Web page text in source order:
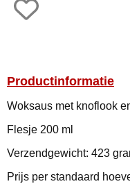
Productinformatie
Woksaus met knoflook
Flesje 200 ml
Verzendgewicht: 423
Prijs per standaard